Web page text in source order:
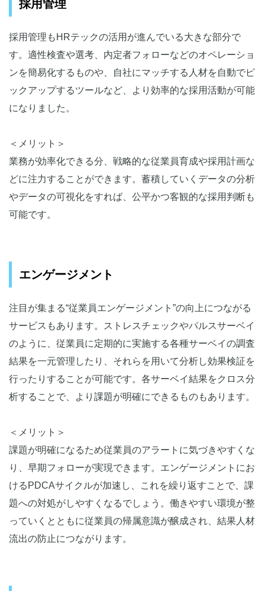
採用管理
採用管理もHRテックの活用が進んでいる大きな部分で
す。適性検査や選考、内定者フォローなどのオペレーショ
ンを簡易化するものや、自社にマッチする人材を自動でピ
ックアップするツールなど、より効率的な採用活動が可能
になりました。
＜メリット＞
業務が効率化できる分、戦略的な従業員育成や採用計画な
どに注力することができます。蓄積していくデータの分析
やデータの可視化をすれば、公平かつ客観的な採用判断も
可能です。
エンゲージメント
注目が集まる“従業員エンゲージメント”の向上につながる
サービスもあります。ストレスチェックやパルスサーベイ
のように、従業員に定期的に実施する各種サーベイの調査
結果を一元管理したり、それらを用いて分析し効果検証を
行ったりすることが可能です。各サーベイ結果をクロス分
析することで、より課題が明確にできるものもあります。
＜メリット＞
課題が明確になるため従業員のアラートに気づきやすくな
り、早期フォローが実現できます。エンゲージメントにお
けるPDCAサイクルが加速し、これを繰り返すことで、課
題への対処がしやすくなるでしょう。働きやすい環境が整
っていくとともに従業員の帰属意識が醸成され、結果人材
流出の防止につながります。